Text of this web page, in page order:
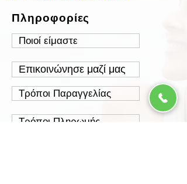
Πληροφορίες
Ποιοί είμαστε
Επικοινώνησε μαζί μας
Τρόποι Παραγγελίας
Τρόποι Πληρωμής